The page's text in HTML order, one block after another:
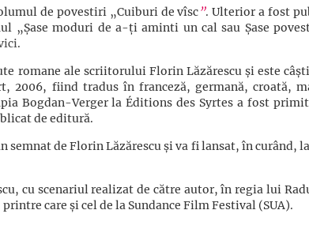
de povestiri „Cuiburi de vîsc”. Ulterior a fost
„Șase moduri de a-ți aminti un cal sau Șase
.
romane ale scriitorului Florin Lăzărescu și este
2006, fiind tradus în franceză, germană, croată,
Bogdan-Verger la Éditions des Syrtes a fost
de editură.
de Florin Lăzărescu și va fi lansat, în curând,
cu scenariul realizat de către autor, în regia lui
care și cel de la Sundance Film Festival (SUA).